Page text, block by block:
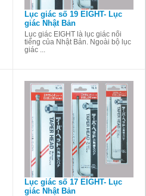
Lục giác số 19 EIGHT- Lục
giác Nhật Bản
Lục giác EIGHT là lục giác nổi
tiếng của Nhật Bản. Ngoài bộ lục
giác ...
Lục giác số 17 EIGHT- Lục
giác Nhật Bản